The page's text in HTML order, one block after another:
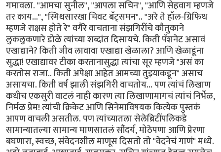
गमावला. "आमचा सुनील", "आपला सचिन", "आणि सेहवाग म्हणजे
तर काय...", "स्मिथसारखा चिवट बॅट्समन".. "अरे ते हॉल-ग्रिफिथ
म्हणजे राक्षस होते रे" वगैरे वाचताना संझगिरींचे कौतुकाने
लुकलुकणारे डोळे त्यांच्या शब्दांत दिसायचे. किती पॅशनेट असावं
एखाद्याने? किती जीव लावावा एखाद्या खेळाला? आणि खेळाडूंना
सुद्धा! एखाद्यावर टीका करतानासुद्धा त्यांचा सूर म्हणजे "असं का
करतोस राजा.. किती अपेक्षा आहेत आमच्या तुझ्याकडून" असाच
असायचा. किती वर्षं झाली संझगिरी वाचतोय... पण त्यांचं लिखाण
कधीच एकसुरी वाटलं नाही कारण त्या लिखाणामागचं त्यांचं निर्भेळ,
निर्मळ प्रेम! त्यांची क्रिकेट आणि सिनेमाविषयक कित्येक पुस्तकं
आपण वाचली असतील. पण त्यांच्यातला सेलेब्रिटींपलिकडे
सामान्यातल्या सामान्य माणसातलं सौंदर्य, मोठेपणा आणि प्रेरणा
बघणारा, स्वच्छ, संवेदनशील माणूस दिसतो तो "वेदनेचं गाणं" मध्ये.